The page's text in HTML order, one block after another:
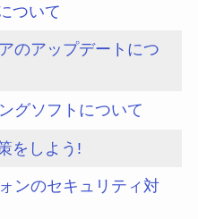
ついて
のアップデートにつ
グソフトについて
をしよう!
ンのセキュリティ対